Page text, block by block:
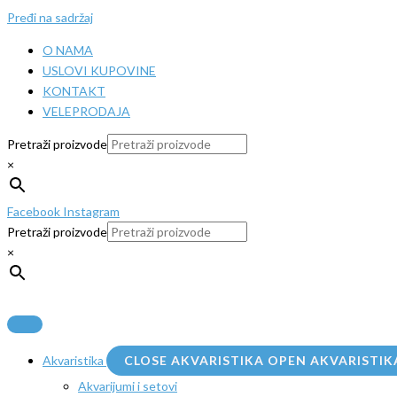
Pređi na sadržaj
O NAMA
USLOVI KUPOVINE
KONTAKT
VELEPRODAJA
Pretraži proizvode
×
Facebook Instagram
Pretraži proizvode
×
Akvaristika CLOSE AKVARISTIKA OPEN
Akvarijumi i setovi